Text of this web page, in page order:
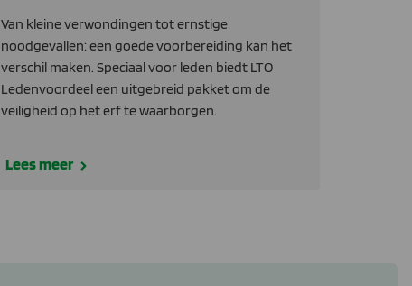
Van kleine verwondingen tot ernstige
noodgevallen: een goede voorbereiding kan het
verschil maken. Speciaal voor leden biedt LTO
Ledenvoordeel een uitgebreid pakket om de
veiligheid op het erf te waarborgen.
Lees meer